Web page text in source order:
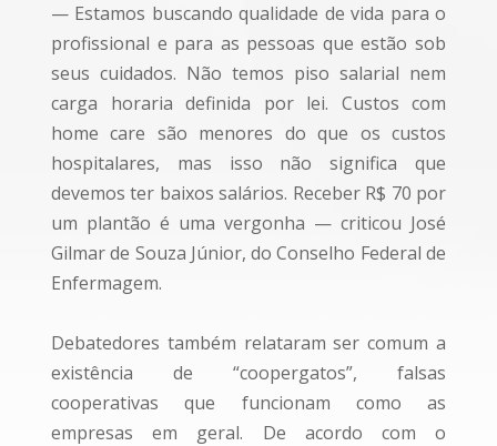
— Estamos buscando qualidade de vida para o
profissional e para as pessoas que estão sob
seus cuidados. Não temos piso salarial nem
carga horaria definida por lei. Custos com
home care são menores do que os custos
hospitalares, mas isso não significa que
devemos ter baixos salários. Receber R$ 70 por
um plantão é uma vergonha — criticou José
Gilmar de Souza Júnior, do Conselho Federal de
Enfermagem.
Debatedores também relataram ser comum a
existência de “coopergatos”, falsas
cooperativas que funcionam como as
empresas em geral. De acordo com o